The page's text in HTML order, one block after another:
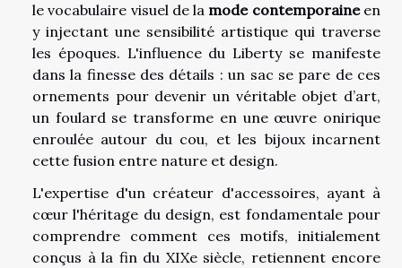
le vocabulaire visuel de la mode contemporaineen
y injectant une sensibilité artistique qui traverse
les époques. L'influence du Liberty se manifeste
dans la finesse des détails : un sac se pare de ces
ornements pour devenir un véritable objet d’art,
un foulard se transforme en une œuvre onirique
enroulée autour du cou, et les bijoux incarnent
cette fusion entre nature et design.
L'expertise d'un créateur d'accessoires, ayant à
cœur l'héritage du design, est fondamentale pour
comprendre comment ces motifs, initialement
conçus à la fin du XIXe siècle, retiennent encore